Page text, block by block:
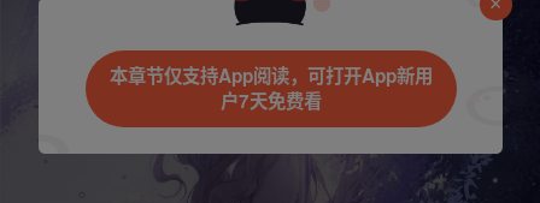
本章节仅支持App阅读，可打开App新用
户7天免费看
是否前往腾漫App继续阅读
立即前往